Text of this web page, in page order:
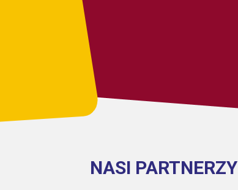
NASI PARTNERZY